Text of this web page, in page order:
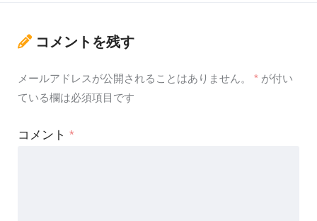
コメントを残す
メールアドレスが公開されることはありません。 * が付い
ている欄は必須項目です
コメント*